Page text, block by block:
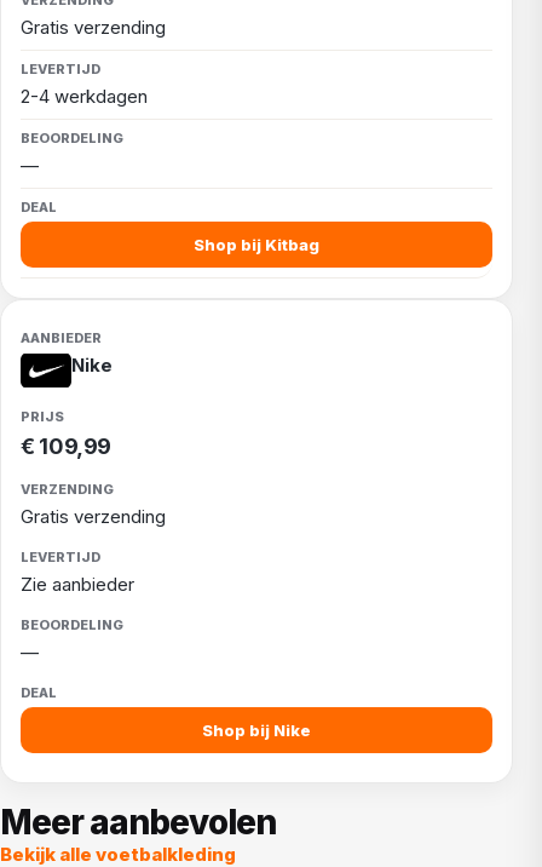
Gratis verzending
2-4 werkdagen
—
Shop bij Kitbag
Nike
€ 109,99
Gratis verzending
Zie aanbieder
—
Shop bij Nike
Meer aanbevolen
Bekijk alle voetbalkleding